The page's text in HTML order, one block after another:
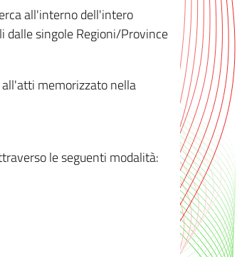
all'interno dell'intero
dalle singole Regioni/Province
memorizzato nella
le seguenti modalità: